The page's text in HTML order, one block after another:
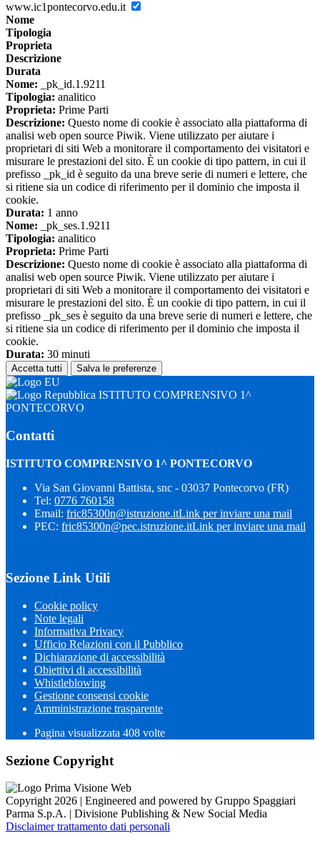
www.ic1pontecorvo.edu.it
Nome
Tipologia
Proprieta
Descrizione
Durata
Nome: _pk_id.1.9211
Tipologia: analitico
Proprieta: Prime Parti
Descrizione: Questo nome di cookie è associato alla piattaforma di
analisi web open source Piwik. Viene utilizzato per aiutare i
proprietari di siti Web a monitorare il comportamento dei visitatori e
misurare le prestazioni del sito. È un cookie di tipo pattern, in cui il
prefisso _pk_id è seguito da una breve serie di numeri e lettere, che
si ritiene sia un codice di riferimento per il dominio che imposta il
cookie.
Durata: 1 anno
Nome: _pk_ses.1.9211
Tipologia: analitico
Proprieta: Prime Parti
Descrizione: Questo nome di cookie è associato alla piattaforma di
analisi web open source Piwik. Viene utilizzato per aiutare i
proprietari di siti Web a monitorare il comportamento dei visitatori e
misurare le prestazioni del sito. È un cookie di tipo pattern, in cui il
prefisso _pk_ses è seguito da una breve serie di numeri e lettere, che
si ritiene sia un codice di riferimento per il dominio che imposta il
cookie.
Durata: 30 minuti
Accetta tutti Salva le preferenze
ISTITUTO COMPRENSIVO 1^
PONTECORVO
Contatti
ISTITUTO COMPRENSIVO 1^ PONTECORVO
Via San Giovanni Battista, snc - 03037 Pontecorvo (FR)
Tel: 0776 760158
Email: fric85300n@istruzione.itLink per inviare una mail
PEC: fric85300n@pec.istruzione.itLink per inviare una mail
Sezione Link Utili
Cookie policy
Note legali
Informativa Privacy
Ufficio Relazioni con il Pubblico
Dichiarazione di accessibilità
Obiettivi di accessibilità
Whistleblowing
Gestione consensi cookie
Amministrazione trasparente
Pagina visualizzata 408 volte
Sezione Copyright
Copyright 2026 | Engineered and powered by Gruppo Spaggiari
Parma S.p.A. | Divisione Publishing & New Social Media
Disclaimer trattamento dati personali